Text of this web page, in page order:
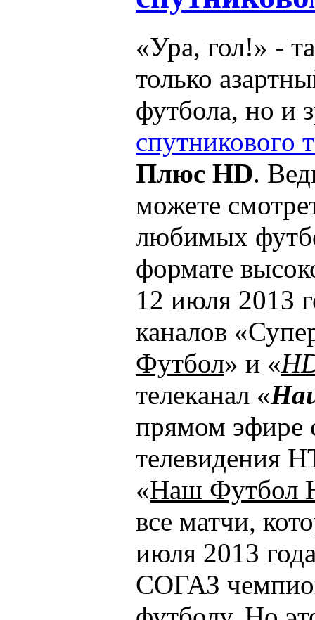
«Ура, гол!» -
только
футбола, но и
спутникового
Плюс HD.
можете
любимых
формате
12 июля 2013
каналов
Футбол» и «
телеканал «
прямом эфире
телевидения
«Наш Футбол
все матчи,
июля 2013
СОГАЗ